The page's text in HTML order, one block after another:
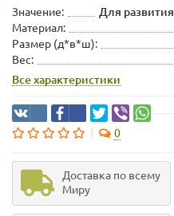
Значение:
Для
Материал:
Размер (д*в*ш):
Вес:
Все характеристики
0
Доставка по всему
Миру